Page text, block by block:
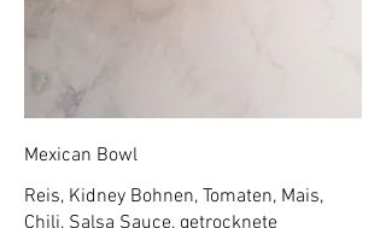
Mexican Bowl
Reis, Kidney Bohnen, Tomaten, Mais,
Chili, Salsa Sauce, getrocknete